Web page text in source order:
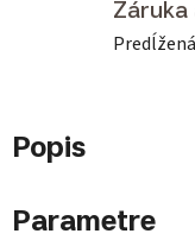
Záruka
Popis
Parametre